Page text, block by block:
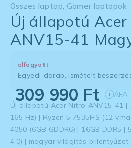
Összes laptop, Gamer laptopok
Új állapotú
ANV15-41
elfogyott
Egyedi darab, ismételt
309 990 Ft i ÁFA
Új állapotú Acer Nitro ANV15-41 |
165 Hz) | Ryzen 5 7535HS (12
4050 (6GB GDDR6) | 16GB DDR5 |
4.0) | magyar világítós